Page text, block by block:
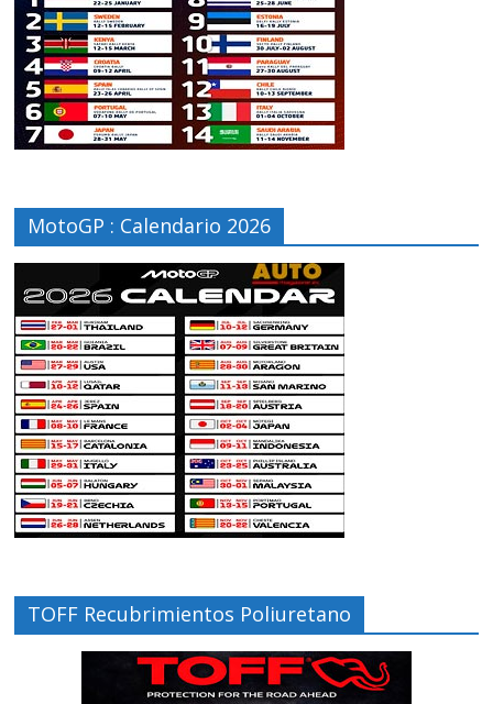
MotoGP : Calendario 2026
TOFF Recubrimientos Poliuretano